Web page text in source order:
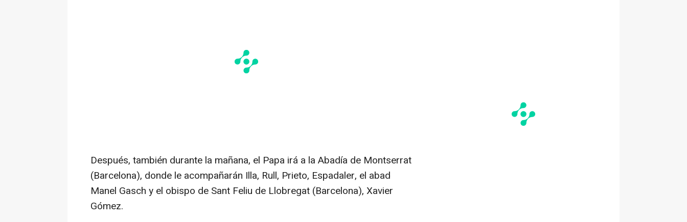
Después, también durante la mañana, el Papa irá a la Abadía de Montserrat
(Barcelona), donde le acompañarán Illa, Rull, Prieto, Espadaler, el abad
Manel Gasch y el obispo de Sant Feliu de Llobregat (Barcelona), Xavier
Gómez.